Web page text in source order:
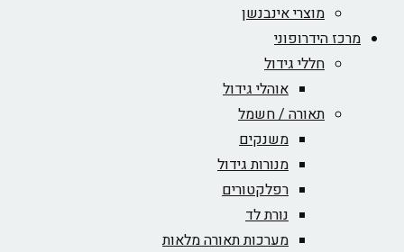
מוצרי אינבנשן
מרכז הידרופוני
חללי גידול
אוהלי גידול
תאורה / חשמל
משנקים
מנורות גידול
רפלקטורים
נורת לד
מערכות תאורה מלאות